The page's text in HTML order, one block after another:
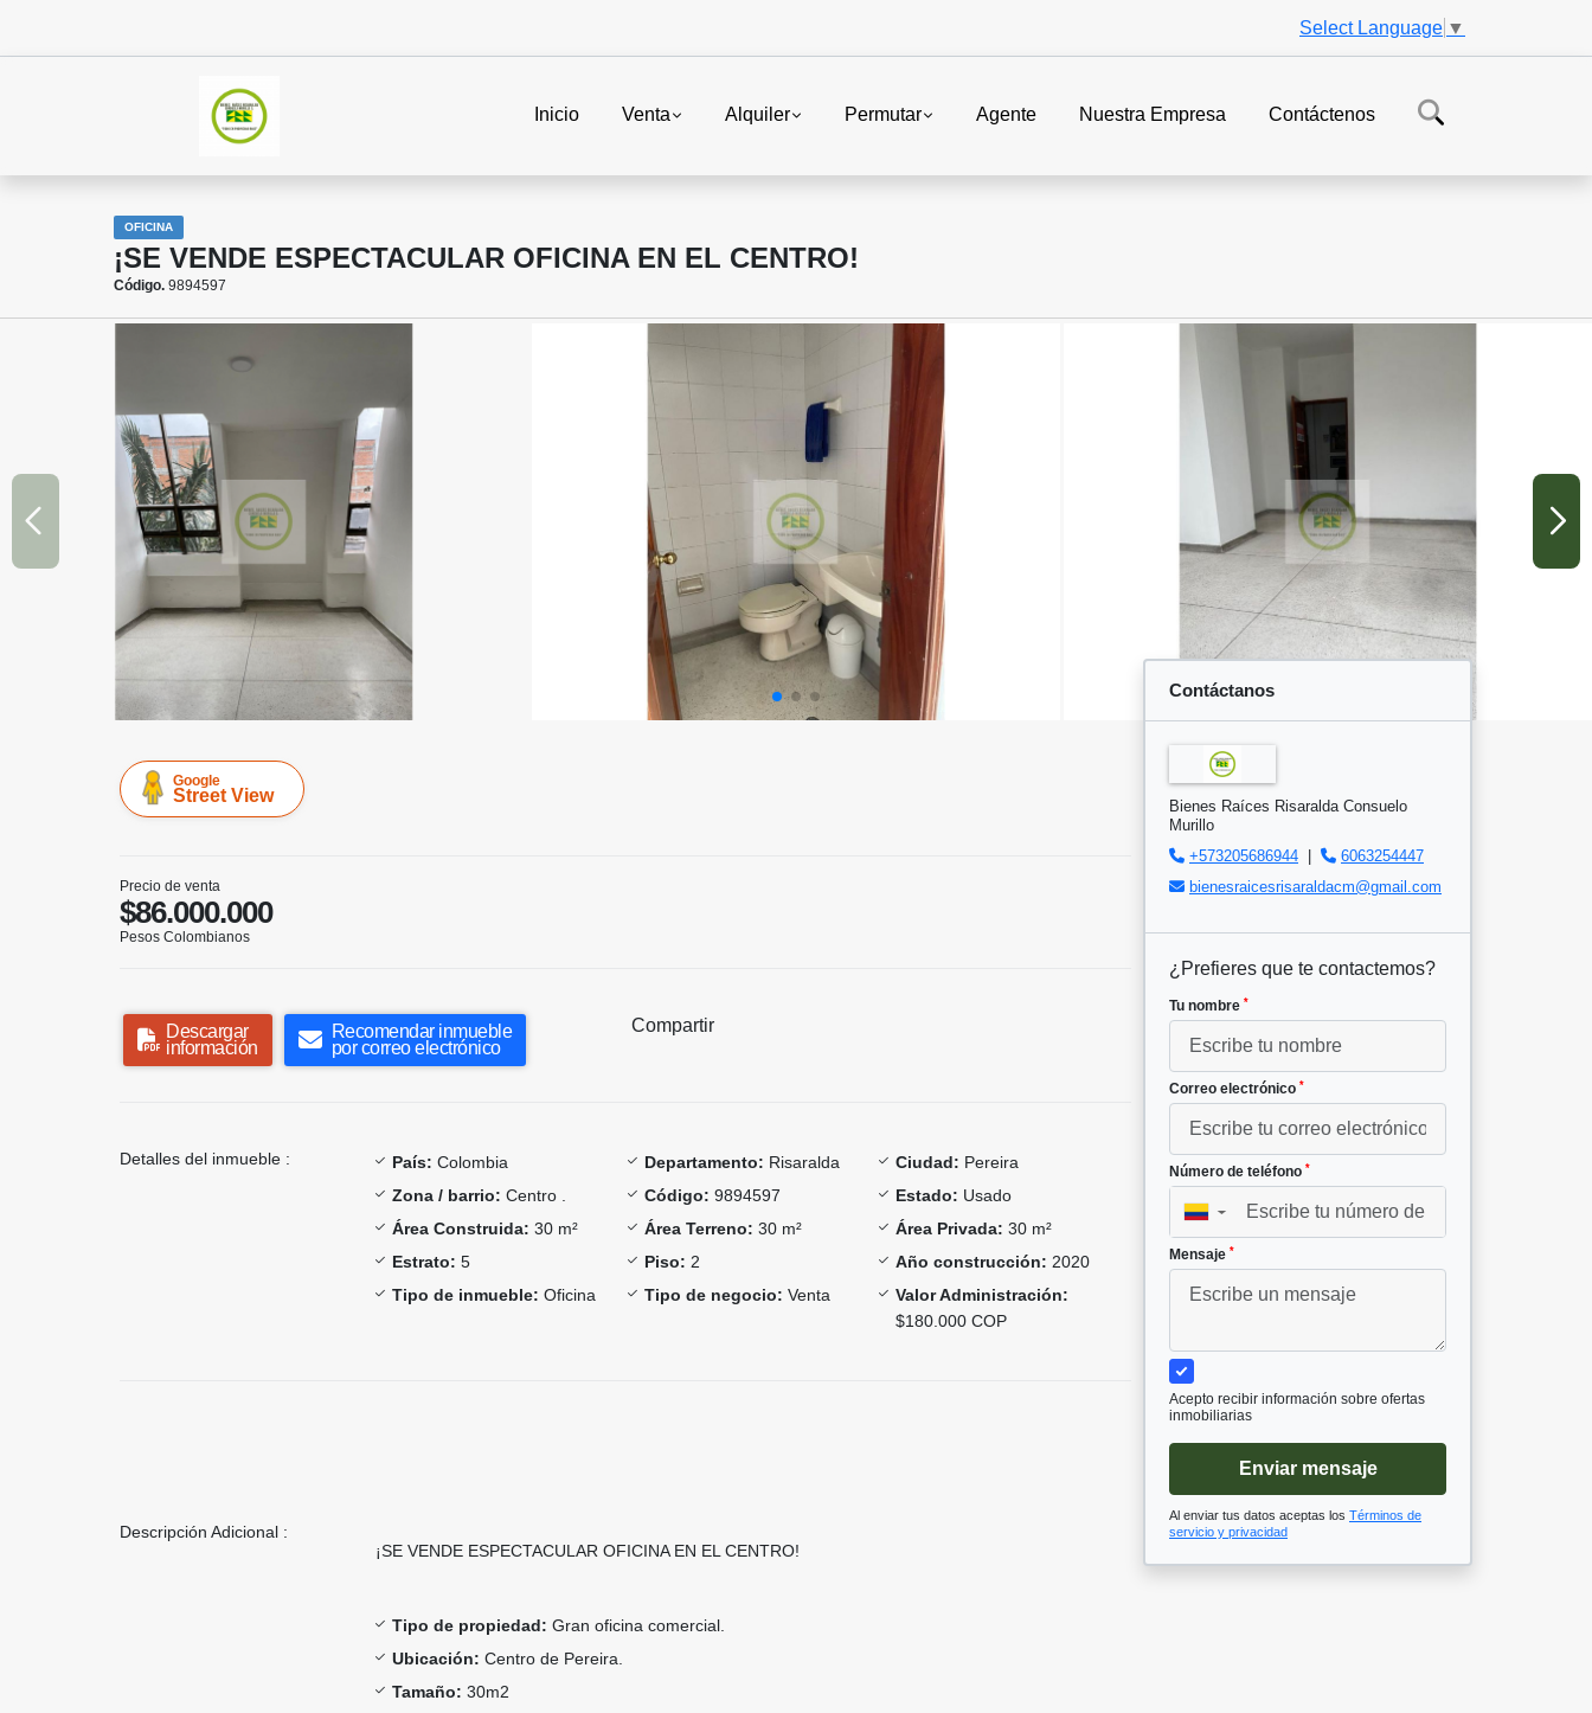
Select Language ▼
Inicio Venta Alquiler Permutar Agente Nuestra Empresa Contáctenos
OFICINA
¡SE VENDE ESPECTACULAR OFICINA EN EL CENTRO!
Código. 9894597
Google
Street View
Precio de venta
$86.000.000
Pesos Colombianos
Descargar
información
Recomendar inmueble
por correo electrónico
Compartir
Detalles del inmueble : País: Colombia Departamento: Risaralda Ciudad: Pereira
Zona / barrio: Centro . Código: 9894597 Estado: Usado
Área Construida: 30 m² Área Terreno: 30 m² Área Privada: 30 m²
Estrato: 5 Piso: 2 Año construcción: 2020
Tipo de inmueble: Oficina Tipo de negocio: Venta
Valor Administración:
$180.000 COP
Descripción Adicional :
¡SE VENDE ESPECTACULAR OFICINA EN EL CENTRO!
Tipo de propiedad: Gran oficina comercial.
Ubicación: Centro de Pereira.
Tamaño: 30m2
Contáctanos
Bienes Raíces Risaralda Consuelo
Murillo
+573205686944
6063254447
bienesraicesrisaraldacm@gmail.com
¿Prefieres que te contactemos?
Tu nombre *
Correo electrónico *
Número de teléfono *
▼
Mensaje *
Acepto recibir información sobre ofertas
inmobiliarias
Enviar mensaje
Al enviar tus datos aceptas los Términos de
servicio y privacidad